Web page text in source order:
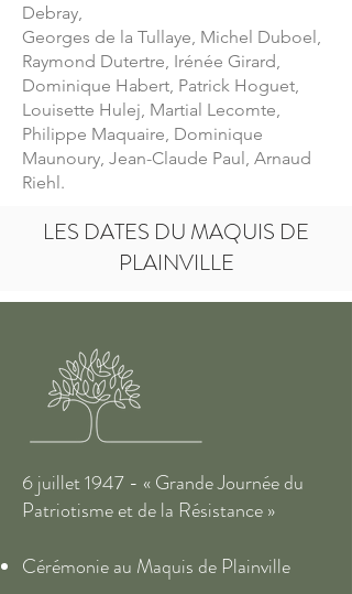
Debray,
Georges de la Tullaye, Michel Duboel,
Raymond Dutertre, Irénée Girard,
Dominique Habert, Patrick Hoguet,
Louisette Hulej, Martial Lecomte,
Philippe Maquaire, Dominique
Maunoury, Jean-Claude Paul, Arnaud
Riehl.
LES DATES DU MAQUIS DE
PLAINVILLE
6 juillet 1947 - « Grande Journée du
Patriotisme et de la Résistance »
Cérémonie au Maquis de Plainville